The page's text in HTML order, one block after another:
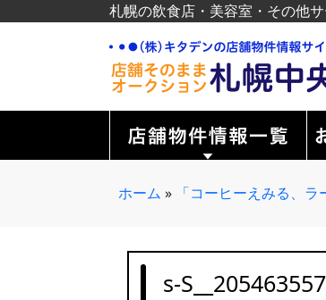
札幌の飲食店・美容室・その他
ホーム » 「コーヒーえみる、
s-